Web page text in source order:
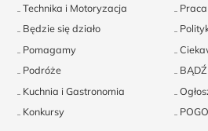
Technika i Motoryzacja
Praca
Będzie się działo
Pomagamy
Podróże
Kuchnia i Gastronomia
Konkursy